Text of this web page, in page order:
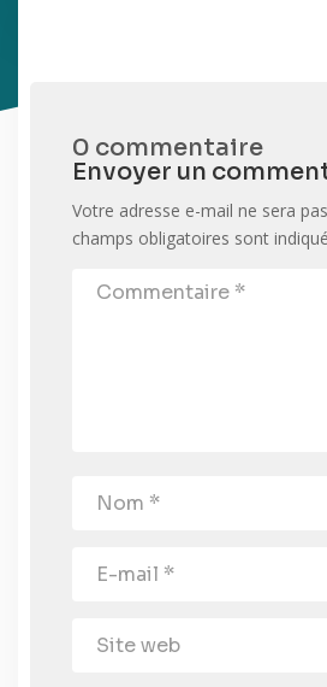
0 commentaire
Envoyer un
Votre adresse e-mail ne sera
champs obligatoires sont